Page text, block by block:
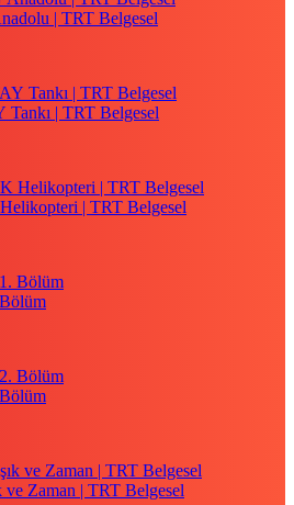
| TRT Belgesel
| TRT Belgesel
| TRT Belgesel
Zaman | TRT Belgesel